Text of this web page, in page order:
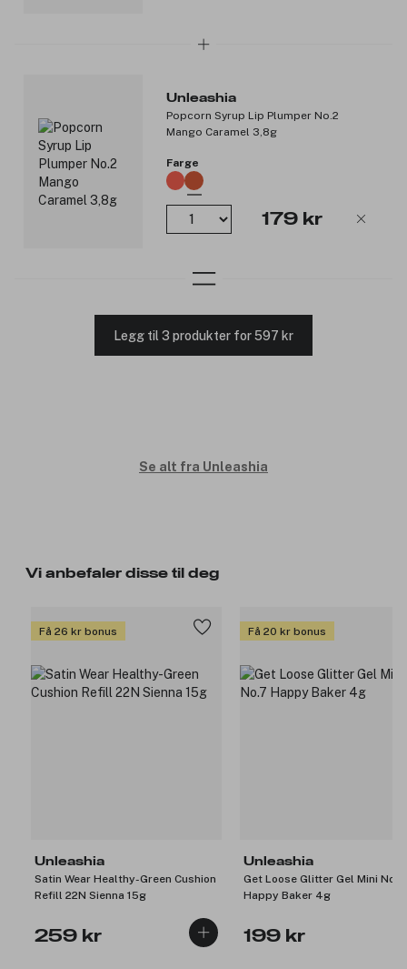
Unleashia
Popcorn Syrup Lip Plumper No.2
Mango Caramel 3,8g
Farge
179 kr
Legg til 3 produkter for 597 kr
Se alt fra Unleashia
Vi anbefaler disse til deg
Få 26 kr bonus
Unleashia
Satin Wear Healthy-Green Cushion
Refill 22N Sienna 15g
259 kr
Få 20 kr bonus
Unleashia
Get Loose Glitter Gel Mini No.7
Happy Baker 4g
199 kr